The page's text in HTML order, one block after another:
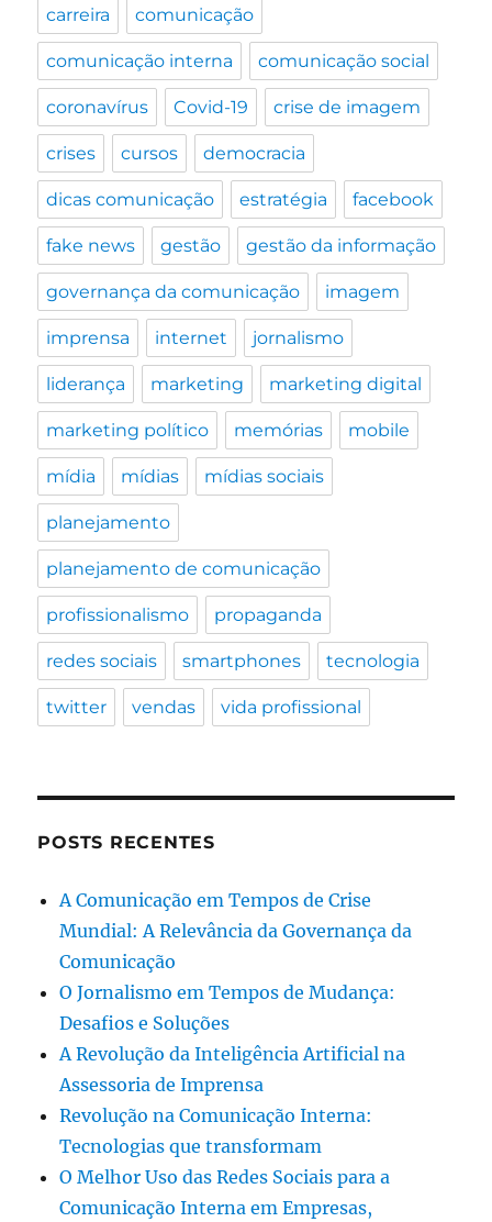
carreira comunicação
comunicação interna comunicação social
coronavírus Covid-19 crise de imagem
crises cursos democracia
dicas comunicação estratégia facebook
fake news gestão gestão da informação
governança da comunicação imagem
imprensa internet jornalismo
liderança marketing marketing digital
marketing político memórias mobile
mídia mídias mídias sociais
planejamento
planejamento de comunicação
profissionalismo propaganda
redes sociais smartphones tecnologia
twitter vendas vida profissional
POSTS RECENTES
A Comunicação em Tempos de Crise
Mundial: A Relevância da Governança da
Comunicação
O Jornalismo em Tempos de Mudança:
Desafios e Soluções
A Revolução da Inteligência Artificial na
Assessoria de Imprensa
Revolução na Comunicação Interna:
Tecnologias que transformam
O Melhor Uso das Redes Sociais para a
Comunicação Interna em Empresas,